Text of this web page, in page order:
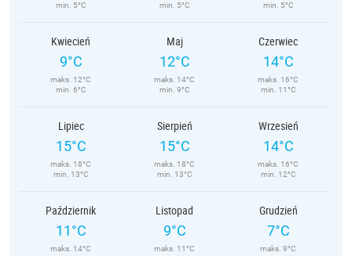
min. 5°C
min. 5°C
min. 5°C
Kwiecień
9°C
maks. 12°C
min. 6°C
Maj
12°C
maks. 14°C
min. 9°C
Czerwiec
14°C
maks. 16°C
min. 11°C
Lipiec
15°C
maks. 18°C
min. 13°C
Sierpień
15°C
maks. 18°C
min. 13°C
Wrzesień
14°C
maks. 16°C
min. 12°C
Październik
11°C
maks. 14°C
Listopad
9°C
maks. 11°C
Grudzień
7°C
maks. 9°C